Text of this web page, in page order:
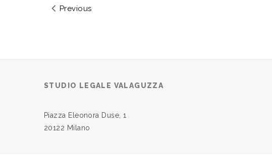
Previous
STUDIO LEGALE VALAGUZZA
Piazza Eleonora Duse, 1
20122 Milano